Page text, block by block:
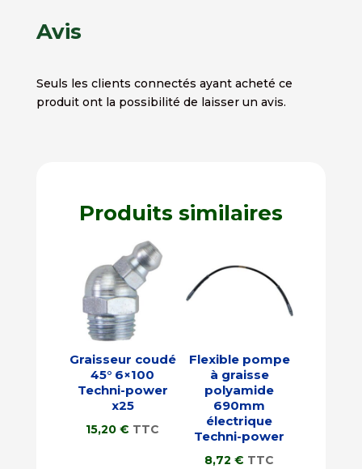
Avis
Seuls les clients connectés ayant acheté ce
produit ont la possibilité de laisser un avis.
Produits similaires
Graisseur coudé
45° 6×100
Techni-power
x25
15,20€ TTC
Flexible pompe
à graisse
polyamide
690mm
électrique
Techni-power
8,72€ TTC